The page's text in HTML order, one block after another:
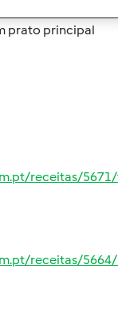
prato principal
receitas/
receitas/